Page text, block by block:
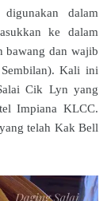
dalam
ke dalam
bawang dan wajib
Kali ini
Cik Lyn yang
Impiana KLCC.
telah Kak Bell